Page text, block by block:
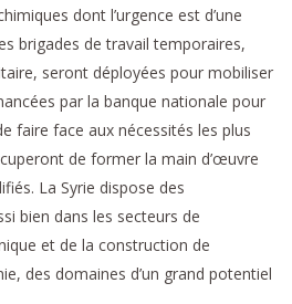
dont l’urgence est d’une
brigades de travail temporaires,
seront déployées pour mobiliser
par la banque nationale pour
faire face aux nécessités les plus
de former la main d’œuvre
La Syrie dispose des
bien dans les secteurs de
et de la construction de
des domaines d’un grand potentiel